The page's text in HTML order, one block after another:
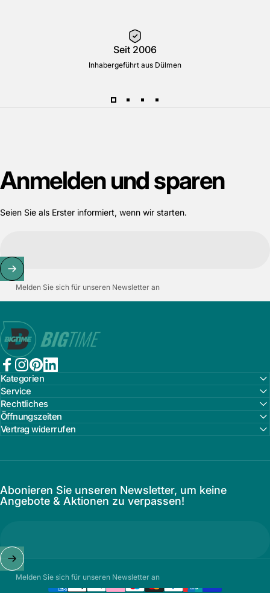
Seit 2006
Inhabergeführt aus Dülmen
Anmeldenundsparen
Seien Sie als Erster informiert, wenn wir starten.
Melden Sie sich für unseren Newsletter an
Bigtime.de
Facebook
Instagram
PinterestLinkedIn
Kategorien
Service
Rechtliches
Öffnungszeiten
Vertrag widerrufen
Abonieren Sie unseren Newsletter, um keine
Angebote & Aktionen zu verpassen!
Melden Sie sich für unseren Newsletter an